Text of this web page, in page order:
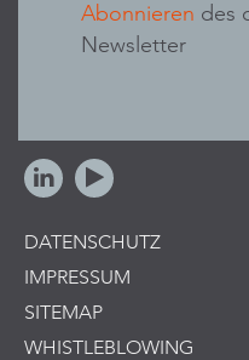
Abonnieren des
Newsletter
DATENSCHUTZ
IMPRESSUM
SITEMAP
WHISTLEBLOWING